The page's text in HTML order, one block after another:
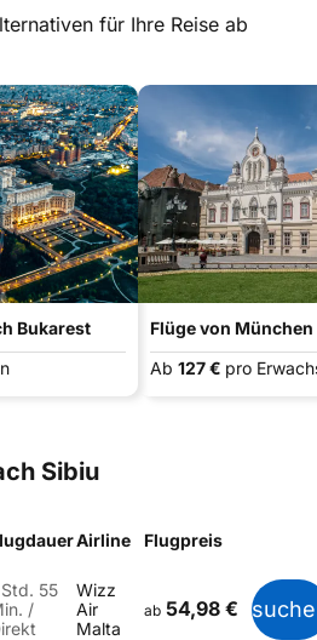
für Ihre Reise ab
Bukarest
Flüge von
Ab 127 € pro
Sibiu
Airline Flugpreis
Std. 55
/
Wizz
Air
Malta
ab 54,98 €